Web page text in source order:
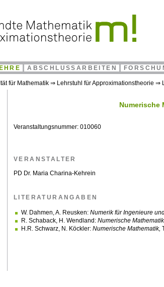
ABSCHLUSSARBEITEN
für Mathematik ⇒ Lehrstuhl für Approximationstheorie ⇒
Numerische
Veranstaltungsnummer: 010060
VERANSTALTER
PD Dr. Maria Charina-Kehrein
LITERATURANGABEN
W. Dahmen, A. Reusken: Numerik für Ingenieure
R. Schaback, H. Wendland: Numerische Mathematik,
H.R. Schwarz, N. Köckler: Numerische Mathematik,